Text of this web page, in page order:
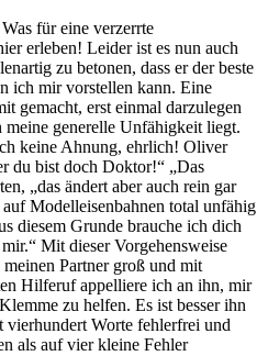
für eine verzerrte
erleben! Leider ist es nun auch
zu betonen, dass er der beste
ich mir vorstellen kann. Eine
gemacht, erst einmal darzulegen
generelle Unfähigkeit liegt.
keine Ahnung, ehrlich! Oliver
du bist doch Doktor!“ „Das
„das ändert aber auch rein gar
Modelleisenbahnen total unfähig
diesem Grunde brauche ich dich
Mit dieser Vorgehensweise
Partner groß und mit
Hilferuf appelliere ich an ihn, mir
zu helfen. Es ist besser ihn
vierhundert Worte fehlerfrei und
als auf vier kleine Fehler